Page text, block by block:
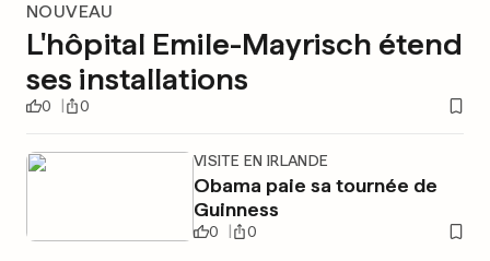
NOUVEAU
L'hôpital Emile-Mayrisch étend
ses installations
0 0
VISITE EN IRLANDE
Obama paie sa tournée de
Guinness
0 0